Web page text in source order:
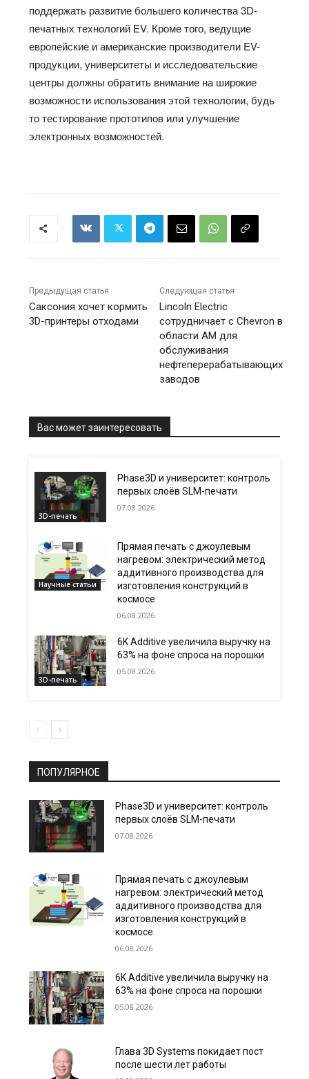
поддержать развитие большего количества 3D-
печатных технологий EV. Кроме того, ведущие
европейские и американские производители EV-
продукции, университеты и исследовательские
центры должны обратить внимание на широкие
возможности использования этой технологии, будь
то тестирование прототипов или улучшение
электронных возможностей.
Предыдущая статья
Саксония хочет кормить
3D-принтеры отходами
Следующая статья
Lincoln Electric
сотрудничает с Chevron в
области AM для
обслуживания
нефтеперерабатывающих
заводов
Вас может заинтересовать
3D-печать
Phase3D и университет: контроль
первых слоёв SLM-печати
07.08.2026
Научные статьи
Прямая печать с джоулевым
нагревом: электрический метод
аддитивного производства для
изготовления конструкций в
космосе
06.08.2026
3D-печать
6K Additive увеличила выручку на
63% на фоне спроса на порошки
05.08.2026
ПОПУЛЯРНОЕ
Phase3D и университет: контроль
первых слоёв SLM-печати
07.08.2026
Прямая печать с джоулевым
нагревом: электрический метод
аддитивного производства для
изготовления конструкций в
космосе
06.08.2026
6K Additive увеличила выручку на
63% на фоне спроса на порошки
05.08.2026
Глава 3D Systems покидает пост
после шести лет работы